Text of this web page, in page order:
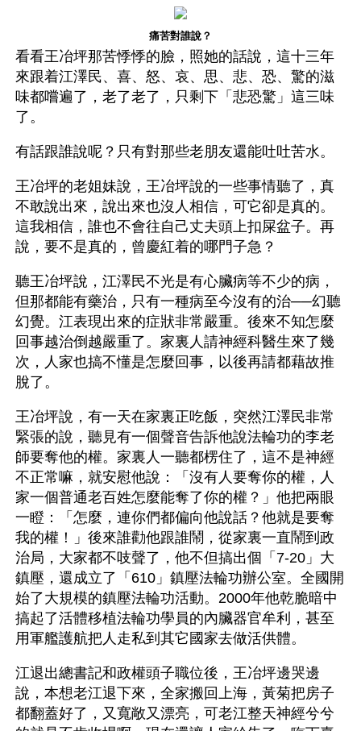
痛苦對誰說？
看看王冶坪那苦悸悸的臉，照她的話說，這十三年
來跟着江澤民、喜、怒、哀、思、悲、恐、驚的滋
味都嚐遍了，老了老了，只剩下「悲恐驚」這三味
了。
有話跟誰說呢？只有對那些老朋友還能吐吐苦水。
王冶坪的老姐妹說，王冶坪說的一些事情聽了，真
不敢說出來，說出來也沒人相信，可它卻是真的。
這我相信，誰也不會往自己丈夫頭上扣屎盆子。再
說，要不是真的，曾慶紅着的哪門子急？
聽王冶坪說，江澤民不光是有心臟病等不少的病，
但那都能有藥治，只有一種病至今沒有的治──幻聽
幻覺。江表現出來的症狀非常嚴重。後來不知怎麼
回事越治倒越嚴重了。家裏人請神經科醫生來了幾
次，人家也搞不懂是怎麼回事，以後再請都藉故推
脫了。
王冶坪說，有一天在家裏正吃飯，突然江澤民非常
緊張的說，聽見有一個聲音告訴他說法輪功的李老
師要奪他的權。家裏人一聽都楞住了，這不是神經
不正常嘛，就安慰他說：「沒有人要奪你的權，人
家一個普通老百姓怎麼能奪了你的權？」他把兩眼
一瞪：「怎麼，連你們都偏向他說話？他就是要奪
我的權！」後來誰勸他跟誰鬧，從家裏一直鬧到政
治局，大家都不吱聲了，他不但搞出個「7-20」大
鎮壓，還成立了「610」鎮壓法輪功辦公室。全國開
始了大規模的鎮壓法輪功活動。2000年他乾脆暗中
搞起了活體移植法輪功學員的內臟器官牟利，甚至
用軍艦護航把人走私到其它國家去做活供體。
江退出總書記和政權頭子職位後，王冶坪邊哭邊
說，本想老江退下來，全家搬回上海，黃菊把房子
都翻蓋好了，又寬敞又漂亮，可老江整天神經兮兮